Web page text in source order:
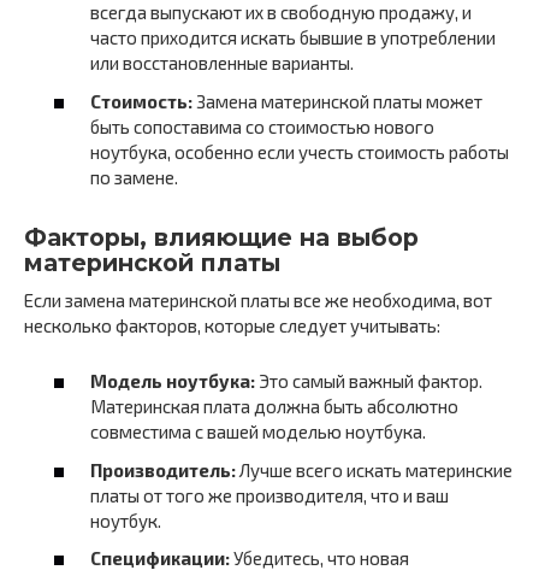
всегда выпускают их в свободную продажу, и
часто приходится искать бывшие в употреблении
или восстановленные варианты.
Стоимость: Замена материнской платы может
быть сопоставима со стоимостью нового
ноутбука, особенно если учесть стоимость работы
по замене.
Факторы, влияющие на выбор
материнской платы
Если замена материнской платы все же необходима, вот
несколько факторов, которые следует учитывать:
Модель ноутбука: Это самый важный фактор.
Материнская плата должна быть абсолютно
совместима с вашей моделью ноутбука.
Производитель: Лучше всего искать материнские
платы от того же производителя, что и ваш
ноутбук.
Спецификации:Убедитесь, что новая